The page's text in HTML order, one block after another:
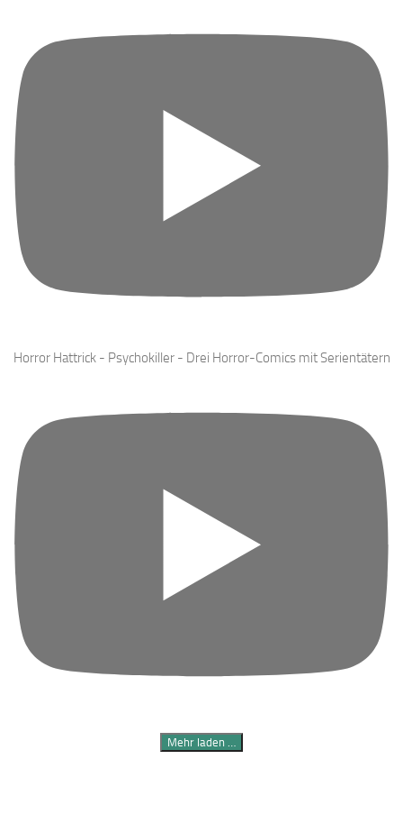
Horror Hattrick - Psychokiller - Drei Horror-Comics mit Serientätern
Mehr laden …